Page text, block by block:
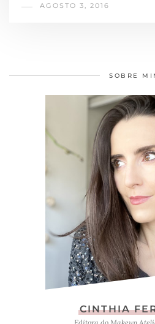
AGOSTO 3, 2016
SOBRE
CINTHIA